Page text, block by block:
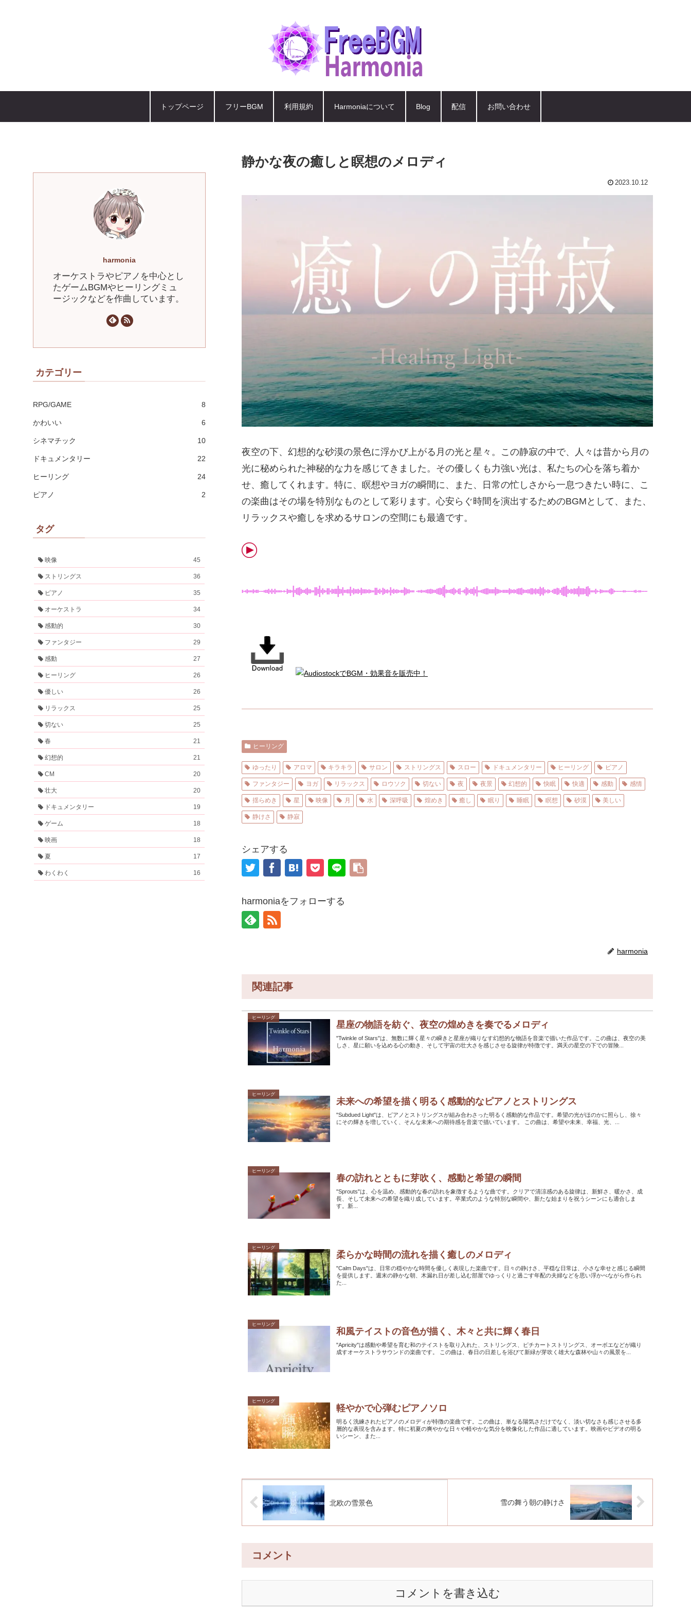
トップページ フリーBGM 利用規約 Harmoniaについて Blog 配信 お問い合わせ
静かな夜の癒しと瞑想のメロディ
2023.10.12
夜空の下、幻想的な砂漠の景色に浮かび上がる月の光と星々。この静寂の中で、人々は昔から月の
光に秘められた神秘的な力を感じてきました。その優しくも力強い光は、私たちの心を落ち着か
せ、癒してくれます。特に、瞑想やヨガの瞬間に、また、日常の忙しさから一息つきたい時に、こ
の楽曲はその場を特別なものとして彩ります。心安らぐ時間を演出するためのBGMとして、また、
リラックスや癒しを求めるサロンの空間にも最適です。
ヒーリング
ゆったり アロマ キラキラ サロン ストリングス スロー ドキュメンタリー ヒーリング ピアノ
ファンタジー ヨガ リラックス ロウソク 切ない 夜 夜景 幻想的 快眠 快適 感動 感情
揺らめき 星 映像 月 水 深呼吸 煌めき 癒し 眠り 睡眠 瞑想 砂漠 美しい
静けさ 静寂
シェアする
harmoniaをフォローする
harmonia
関連記事
ヒーリング
星座の物語を紡ぐ、夜空の煌めきを奏でるメロディ
"Twinkle of Stars"は、無数に輝く星々の瞬きと星座が織りなす幻想的な物語を音楽で描いた作品です。この曲は、夜空の美
しさ、星に願いを込める心の動き、そして宇宙の壮大さを感じさせる旋律が特徴です。満天の星空の下での冒険...
ヒーリング
未来への希望を描く明るく感動的なピアノとストリングス
"Subdued Light"は、ピアノとストリングスが組み合わさった明るく感動的な作品です。希望の光がほのかに照らし、徐々
にその輝きを増していく、そんな未来への期待感を音楽で描いています。 この曲は、希望や未来、幸福、光、...
ヒーリング
春の訪れとともに芽吹く、感動と希望の瞬間
"Sprouts"は、心を温め、感動的な春の訪れを象徴するような曲です。クリアで清涼感のある旋律は、新鮮さ、暖かさ、成
長、そして未来への希望を織り成しています。卒業式のような特別な瞬間や、新たな始まりを祝うシーンにも適合しま
す。新...
ヒーリング
柔らかな時間の流れを描く癒しのメロディ
"Calm Days"は、日常の穏やかな時間を優しく表現した楽曲です。日々の静けさ、平穏な日常は、小さな幸せと感じる瞬間
を提供します。週末の静かな朝、木漏れ日が差し込む部屋でゆっくりと過ごす年配の夫婦などを思い浮かべながら作られ
た...
ヒーリング
和風テイストの音色が描く、木々と共に輝く春日
"Apricity"は感動や希望を育む和のテイストを取り入れた、ストリングス、ピチカートストリングス、オーボエなどが織り
成すオーケストラサウンドの楽曲です。 この曲は、春日の日差しを浴びて新緑が芽吹く雄大な森林や山々の風景を...
ヒーリング
軽やかで心弾むピアノソロ
明るく洗練されたピアノのメロディが特徴の楽曲です。この曲は、単なる陽気さだけでなく、淡い切なさも感じさせる多
層的な表現を含みます。特に初夏の爽やかな日々や軽やかな気分を映像化した作品に適しています。映画やビデオの明る
いシーン、また...
北欧の雪景色 雪の舞う朝の静けさ
コメント
コメントを書き込む
harmonia
オーケストラやピアノを中心とし
たゲームBGMやヒーリングミュ
ージックなどを作曲しています。
カテゴリー
RPG/GAME 8
かわいい 6
シネマチック 10
ドキュメンタリー 22
ヒーリング 24
ピアノ 2
タグ
映像 45
ストリングス 36
ピアノ 35
オーケストラ 34
感動的 30
ファンタジー 29
感動 27
ヒーリング 26
優しい 26
リラックス 25
切ない 25
春 21
幻想的 21
CM 20
壮大 20
ドキュメンタリー 19
ゲーム 18
映画 18
夏 17
わくわく 16